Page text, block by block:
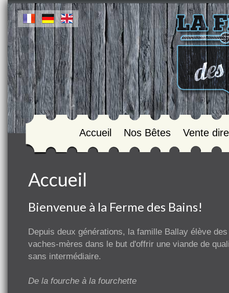
Accueil Nos Bêtes Vente
Accueil
Bienvenue à la Ferme des Bains!
Depuis deux générations, la famille Ballay élève des
vaches-mères dans le but d'offrir une viande de
sans intermédiaire.
De la fourche à la fourchette